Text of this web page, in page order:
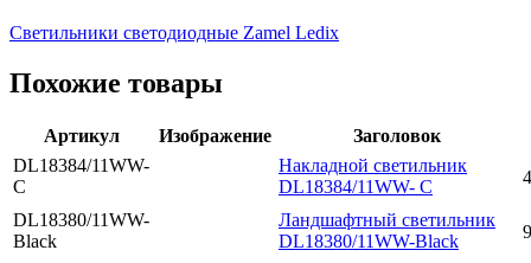
Светильники светодиодные Zamel Ledix
Похожие товары
Артикул Изображение
Заголовок
DL18384/11WW-
C
Накладной светильник
DL18384/11WW- C
DL18380/11WW-
Black
Ландшафтный светильник
DL18380/11WW-Black